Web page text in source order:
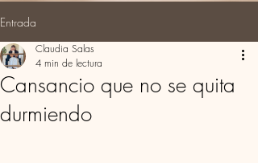
Entrada
Cansancio que no se quita
durmiendo
Claudia Salas
4 min de lectura